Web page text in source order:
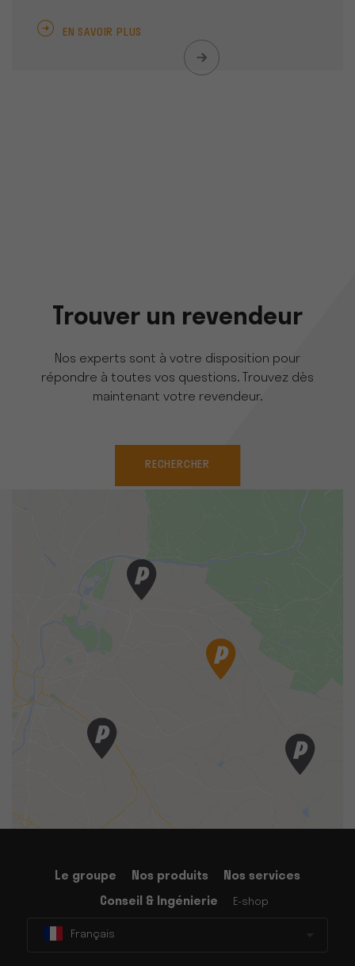
EN SAVOIR PLUS
Trouver un revendeur
Nos experts sont à votre disposition pour
répondre à toutes vos questions. Trouvez dès
maintenant votre revendeur.
RECHERCHER
Le groupe Nos produits
Nos services
Conseil & Ingénierie
E-shop
Français